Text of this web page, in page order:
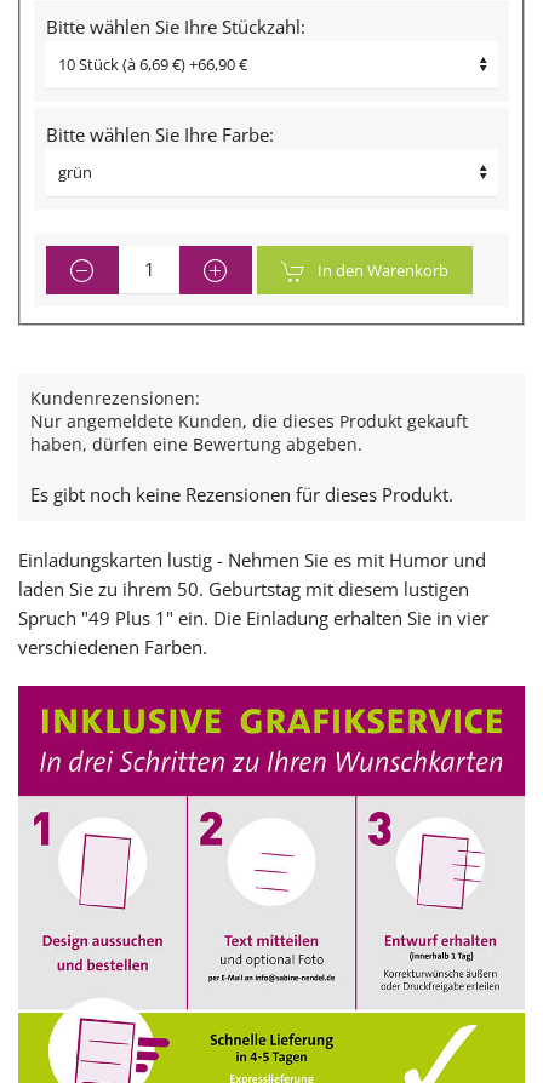
Bitte wählen Sie Ihre Stückzahl:
Bitte wählen Sie Ihre Farbe:
In den Warenkorb
Kundenrezensionen:
Nur angemeldete Kunden, die dieses Produkt gekauft
haben, dürfen eine Bewertung abgeben.
Es gibt noch keine Rezensionen für dieses Produkt.
Einladungskarten lustig - Nehmen Sie es mit Humor und
laden Sie zu ihrem 50. Geburtstag mit diesem lustigen
Spruch "49 Plus 1" ein. Die Einladung erhalten Sie in vier
verschiedenen Farben.